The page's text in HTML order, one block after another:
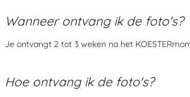
Wanneer ontvang ik de foto's?
Je ontvangt 2 tot 3 weken na het
Hoe ontvang ik de foto's?